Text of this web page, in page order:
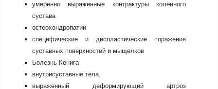
умеренно выраженные контрактуры коленного
сустава
остеохондропатии
специфические и диспластические поражения
суставных поверхностей и мыщелков
Болезнь Кенига
внутрисуставные тела
выраженный деформирующий артроз